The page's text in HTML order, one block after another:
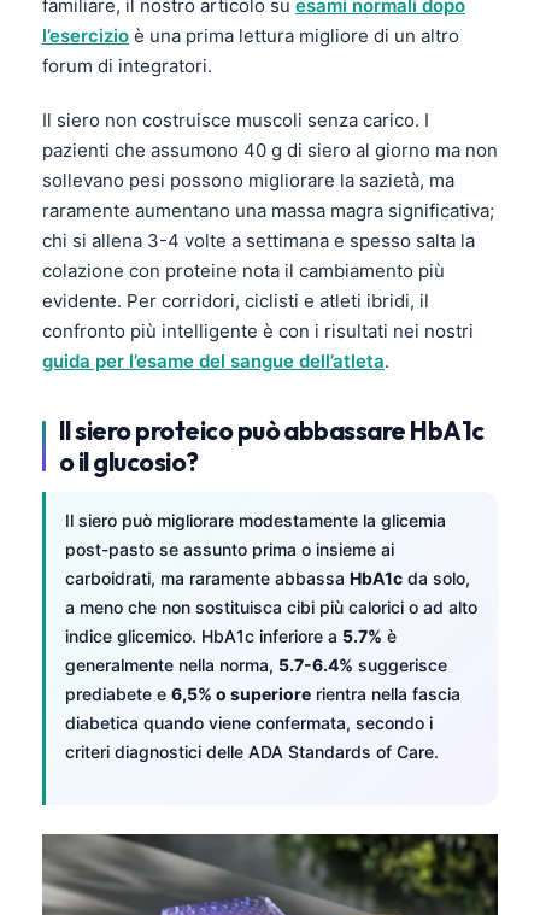
familiare, il nostro articolo su esami normali dopo
l’esercizio è una prima lettura migliore di un altro
forum di integratori.
Il siero non costruisce muscoli senza carico. I
pazienti che assumono 40 g di siero al giorno ma non
sollevano pesi possono migliorare la sazietà, ma
raramente aumentano una massa magra significativa;
chi si allena 3-4 volte a settimana e spesso salta la
colazione con proteine nota il cambiamento più
evidente. Per corridori, ciclisti e atleti ibridi, il
confronto più intelligente è con i risultati nei nostri
guida per l’esame del sangue dell’atleta.
Il siero proteico può abbassare HbA1c
o il glucosio?
Il siero può migliorare modestamente la glicemia
post-pasto se assunto prima o insieme ai
carboidrati, ma raramente abbassa HbA1c da solo,
a meno che non sostituisca cibi più calorici o ad alto
indice glicemico. HbA1c inferiore a 5.7% è
generalmente nella norma, 5.7-6.4% suggerisce
prediabete e 6,5% o superiore rientra nella fascia
diabetica quando viene confermata, secondo i
criteri diagnostici delle ADA Standards of Care.